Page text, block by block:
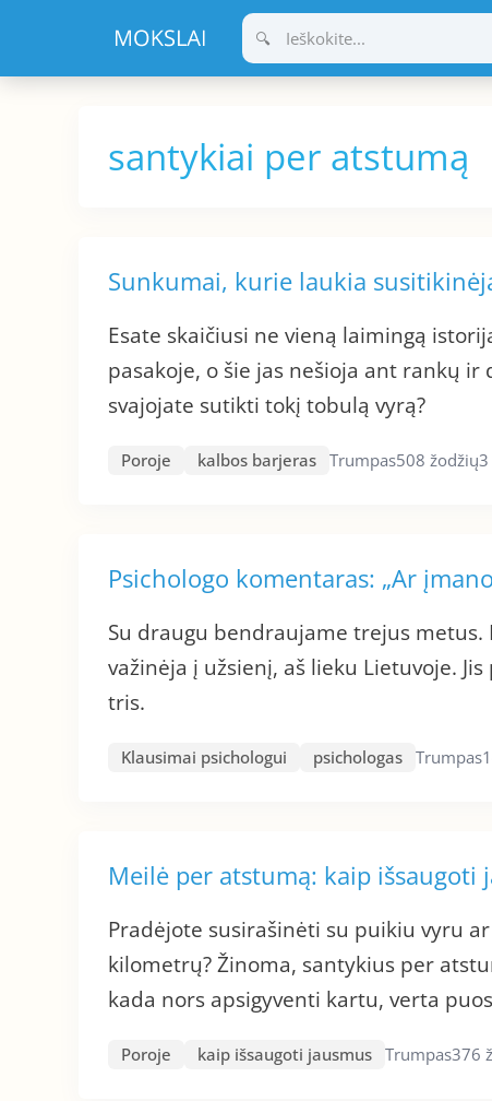
turinio
santykiai per atstumą
Sunkumai, kurie laukia
Esate skaičiusi ne vieną laimingą
pasakoje, o šie jas nešioja ant rankų
svajojate sutikti tokį tobulą vyrą?
Poroje kalbos barjeras Trumpas508 žodžių
Psichologo komentaras: „Ar
Su draugu bendraujame trejus metus.
važinėja į užsienį, aš lieku Lietuvoje.
tris.
Klausimai psichologui psichologas Trumpas
Meilė per atstumą: kaip išsaugoti
Pradėjote susirašinėti su puikiu vyru
kilometrų? Žinoma, santykius per
kada nors apsigyventi kartu, verta
Poroje kaip išsaugoti jausmus Trumpas376